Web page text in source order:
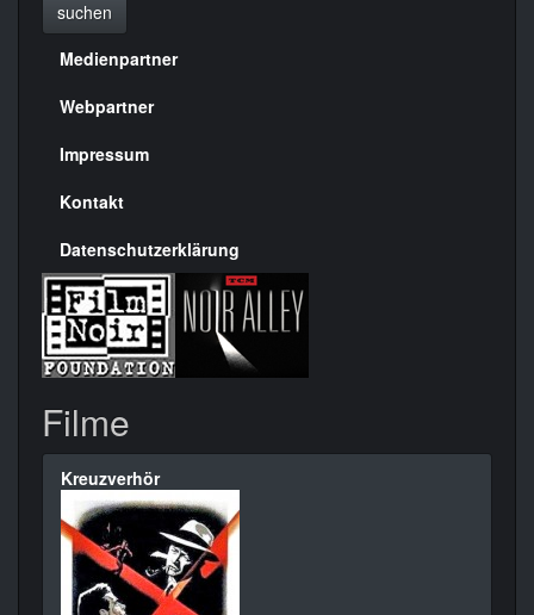
suchen
Menülinks
rechte
Seite
Medienpartner
Webpartner
Impressum
Kontakt
Datenschutzerklärung
Filme
Kreuzverhör